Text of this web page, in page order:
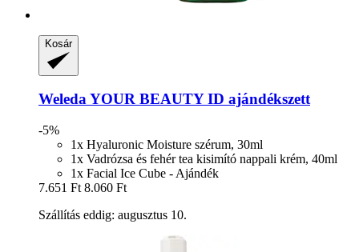
Kosár
WeledaYOUR BEAUTY ID ajándékszett
-5%
1x Hyaluronic Moisture szérum, 30ml
1x Vadrózsa és fehér tea kisimító nappali krém, 40ml
1x Facial Ice Cube - Ajándék
7.651 Ft 8.060 Ft
Szállítás eddig: augusztus 10.